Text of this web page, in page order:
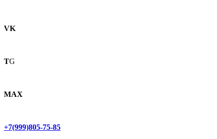
VK
TG
MAX
+7(999)805-75-85